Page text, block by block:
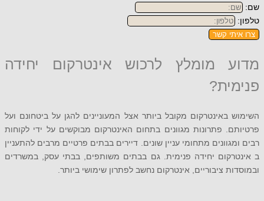
קשר
מומלץ לרכוש אינטרקום יחידה
באינטרקום מקובל ביותר אצל המעוניינים להגן על ביטחונם ועל
פתרונות מגוונים בתחום האינטרקום מבוקשים על ידי לקוחות
מתחומי עניין שונים. דיירים בבתים פרטיים מרבים להתעניין
יחידה פנימית. גם בבתים משותפים, בבתי עסק, במשרדים
ציבוריים, אינטרקום נחשב לפתרון שימושי ביותר.